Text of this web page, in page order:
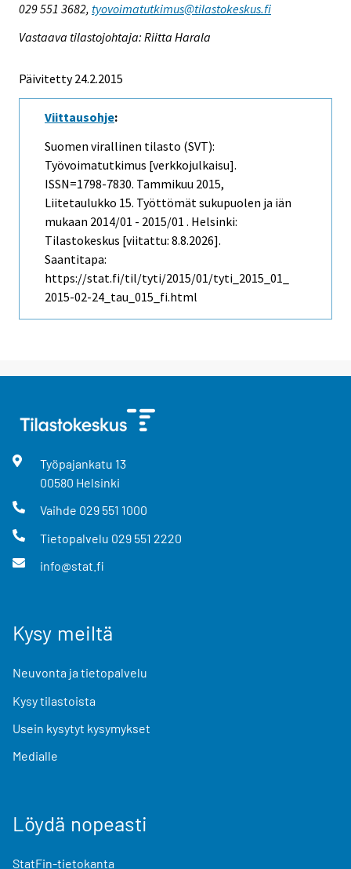
029 551 3682, tyovoimatutkimus@tilastokeskus.fi
Vastaava tilastojohtaja: Riitta Harala
Päivitetty 24.2.2015
Viittausohje:
Suomen virallinen tilasto (SVT):
Työvoimatutkimus [verkkojulkaisu].
ISSN=1798-7830. Tammikuu 2015,
Liitetaulukko 15. Työttömät sukupuolen ja iän
mukaan 2014/01 - 2015/01 . Helsinki:
Tilastokeskus [viitattu: 8.8.2026].
Saantitapa:
https://stat.fi/til/tyti/2015/01/tyti_2015_01_
2015-02-24_tau_015_fi.html
Työpajankatu 13
00580 Helsinki
Vaihde 029 551 1000
Tietopalvelu 029 551 2220
info@stat.fi
Kysy meiltä
Neuvonta ja tietopalvelu
Kysy tilastoista
Usein kysytyt kysymykset
Medialle
Löydä nopeasti
StatFin-tietokanta